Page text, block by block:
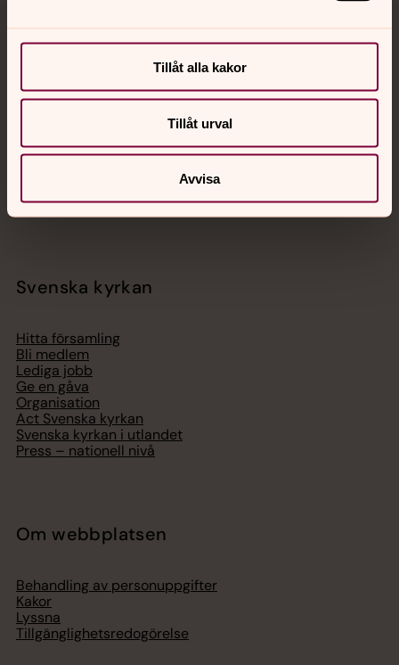
Tillåt alla kakor
Tillåt urval
Avvisa
Jourhavande präst
Akut samtals- och krisstöd. Prata eller chatta anonymt
med en präst på kvällar och nätter.
Chatt
Telefon 112
Svenska kyrkan
Hitta församling
Bli medlem
Lediga jobb
Ge en gåva
Organisation
Act Svenska kyrkan
Svenska kyrkan i utlandet
Press – nationell nivå
Om webbplatsen
Behandling av personuppgifter
Kakor
Lyssna
Tillgänglighetsredogörelse